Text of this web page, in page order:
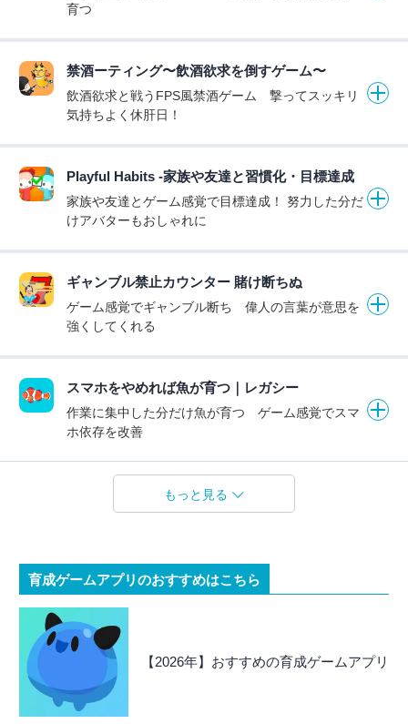
育つ
禁酒ーティング〜飲酒欲求を倒すゲーム〜
飲酒欲求と戦うFPS風禁酒ゲーム 撃ってスッキリ
気持ちよく休肝日！
Playful Habits -家族や友達と習慣化・目標達成
家族や友達とゲーム感覚で目標達成！ 努力した分だ
けアバターもおしゃれに
ギャンブル禁止カウンター 賭け断ちぬ
ゲーム感覚でギャンブル断ち 偉人の言葉が意思を
強くしてくれる
スマホをやめれば魚が育つ｜レガシー
作業に集中した分だけ魚が育つ ゲーム感覚でスマ
ホ依存を改善
もっと見る
育成ゲームアプリのおすすめはこちら
【2026年】おすすめの育成ゲームアプリ